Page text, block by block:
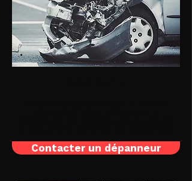
Contacter un dépanneur